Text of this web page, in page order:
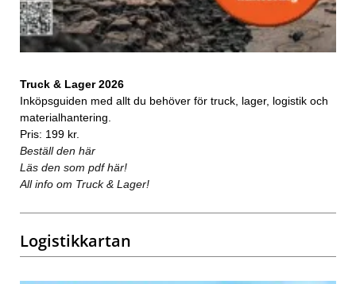
Truck & Lager 2026
Inköpsguiden med allt du behöver för truck, lager, logistik och
materialhantering.
Pris: 199 kr.
Beställ den här
Läs den som pdf här!
All info om Truck & Lager!
Logistikkartan